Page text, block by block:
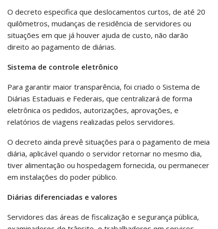
O decreto especifica que deslocamentos curtos, de até 20
quilômetros, mudanças de residência de servidores ou
situações em que já houver ajuda de custo, não darão
direito ao pagamento de diárias.
Sistema de controle eletrônico
Para garantir maior transparência, foi criado o Sistema de
Diárias Estaduais e Federais, que centralizará de forma
eletrônica os pedidos, autorizações, aprovações, e
relatórios de viagens realizadas pelos servidores.
O decreto ainda prevê situações para o pagamento de meia
diária, aplicável quando o servidor retornar no mesmo dia,
tiver alimentação ou hospedagem fornecida, ou permanecer
em instalações do poder público.
Diárias diferenciadas e valores
Servidores das áreas de fiscalização e segurança pública,